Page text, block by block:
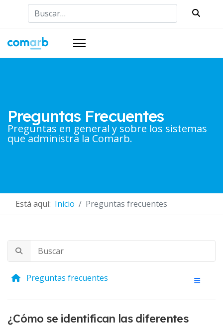
Buscar
Preguntas Frecuentes
Preguntas en general y sobre los sistemas
que administra la Comarb.
Está aquí: Inicio Preguntas frecuentes
Preguntas frecuentes
¿Cómo se identifican las diferentes